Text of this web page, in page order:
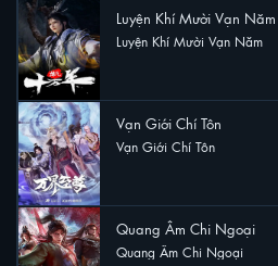
Luyện Khí Mười Vạn Năm
Luyện Khí Mười Vạn Năm
Vạn Giới Chí Tôn
Vạn Giới Chí Tôn
Quang Âm Chi Ngoại
Quang Âm Chi Ngoại